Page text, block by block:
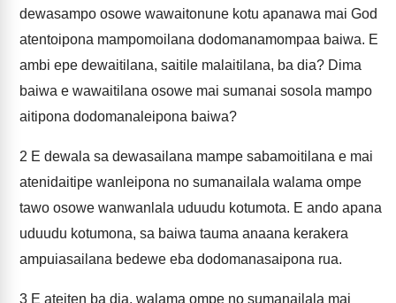
dewasampo osowe wawaitonune kotu apanawa mai God
atentoipona mampomoilana dodomanamompaa baiwa. E
ambi epe dewaitilana, saitile malaitilana, ba dia? Dima
baiwa e wawaitilana osowe mai sumanai sosola mampo
aitipona dodomanaleipona baiwa?
2 E dewala sa dewasailana mampe sabamoitilana e mai
atenidaitipe wanleipona no sumanailala walama ompe
tawo osowe wanwanlala uduudu kotumota. E ando apana
uduudu kotumona, sa baiwa tauma anaana kerakera
ampuiasailana bedewe eba dodomanasaipona rua.
3 E ateiten ba dia, walama ompe no sumanailala mai